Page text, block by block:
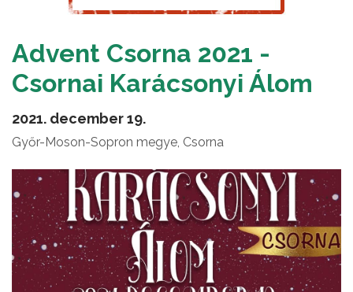
Advent Csorna 2021 -
Csornai Karácsonyi Álom
2021. december 19.
Győr-Moson-Sopron megye, Csorna